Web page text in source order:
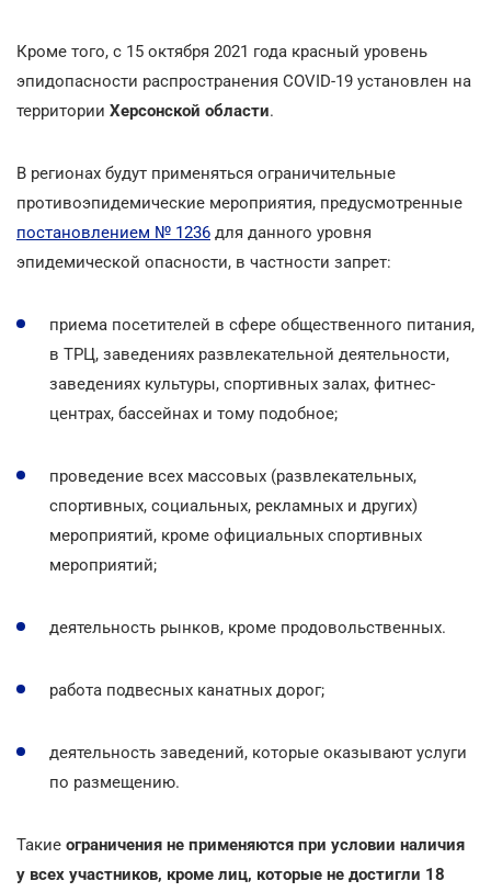
Кроме того, с 15 октября 2021 года красный уровень
эпидопасности распространения COVID-19 установлен на
территории Херсонской области.
В регионах будут применяться ограничительные
противоэпидемические мероприятия, предусмотренные
постановлением № 1236 для данного уровня
эпидемической опасности, в частности запрет:
приема посетителей в сфере общественного питания,
в ТРЦ, заведениях развлекательной деятельности,
заведениях культуры, спортивных залах, фитнес-
центрах, бассейнах и тому подобное;
проведение всех массовых (развлекательных,
спортивных, социальных, рекламных и других)
мероприятий, кроме официальных спортивных
мероприятий;
деятельность рынков, кроме продовольственных.
работа подвесных канатных дорог;
деятельность заведений, которые оказывают услуги
по размещению.
Такие ограничения не применяются при условии наличия
у всех участников, кроме лиц, которые не достигли 18